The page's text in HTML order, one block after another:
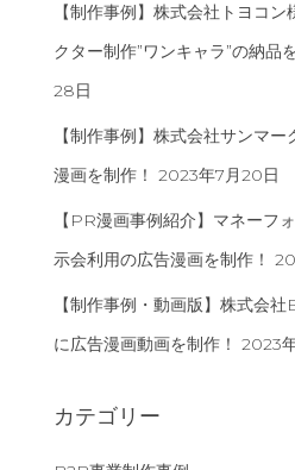
【制作事例】株式会社トヨコ
クター制作”ワンキャラ”の納品
28日
【制作事例】株式会社サンマ
漫画を制作！ 2023年7月20日
【PR漫画事例紹介】マネーフ
示会利用の広告漫画を制作！
【制作事例・動画版】株式会
に広告漫画動画を制作！ 2023
カテゴリー